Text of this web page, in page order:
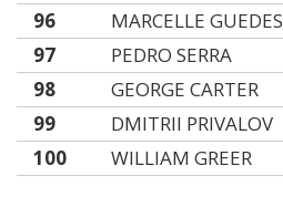
96
MARCELLE GUEDES
97
PEDRO SERRA
98
GEORGE CARTER
99
DMITRII PRIVALOV
100
WILLIAM GREER